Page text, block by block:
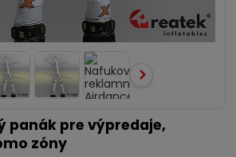
panák pre výpredaje,
zóny